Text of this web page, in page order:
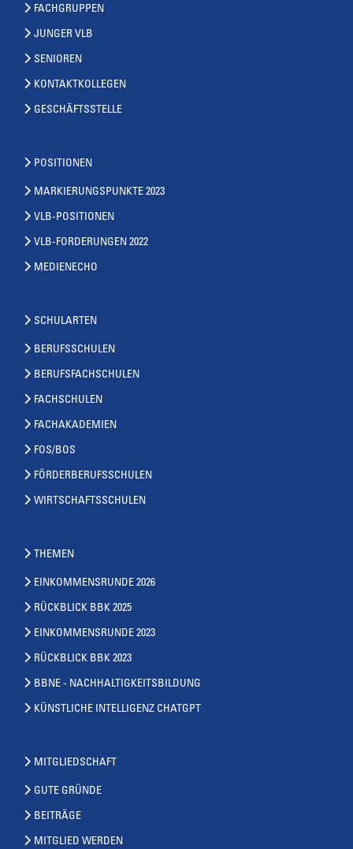
FACHGRUPPEN
JUNGER VLB
SENIOREN
KONTAKTKOLLEGEN
GESCHÄFTSSTELLE
POSITIONEN
MARKIERUNGSPUNKTE 2023
VLB-POSITIONEN
VLB-FORDERUNGEN 2022
MEDIENECHO
SCHULARTEN
BERUFSSCHULEN
BERUFSFACHSCHULEN
FACHSCHULEN
FACHAKADEMIEN
FOS/BOS
FÖRDERBERUFSSCHULEN
WIRTSCHAFTSSCHULEN
THEMEN
EINKOMMENSRUNDE 2026
RÜCKBLICK BBK 2025
EINKOMMENSRUNDE 2023
RÜCKBLICK BBK 2023
BBNE - NACHHALTIGKEITSBILDUNG
KÜNSTLICHE INTELLIGENZ CHATGPT
MITGLIEDSCHAFT
GUTE GRÜNDE
BEITRÄGE
MITGLIED WERDEN